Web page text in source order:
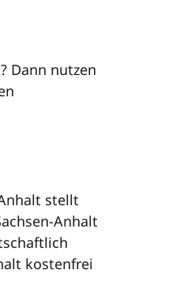
Dann nutzen
stellt
Anhalt
kostenfrei